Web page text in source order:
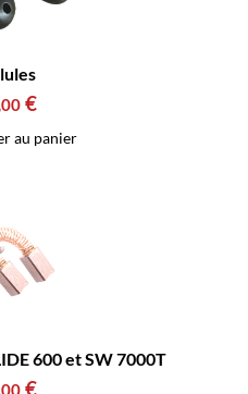
00 €
au panier
600 et SW 7000T
00 €